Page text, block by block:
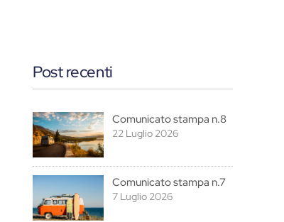
Post recenti
Comunicato stampa n.8
22 Luglio 2026
Comunicato stampa n.7
7 Luglio 2026